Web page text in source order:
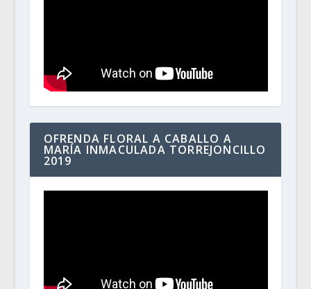
OFRENDA FLORAL A CABALLO A
MARÍA INMACULADA TORREJONCILLO
2019